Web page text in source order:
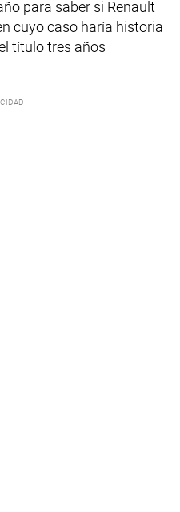
para saber si Renault
cuyo caso haría historia
título tres años